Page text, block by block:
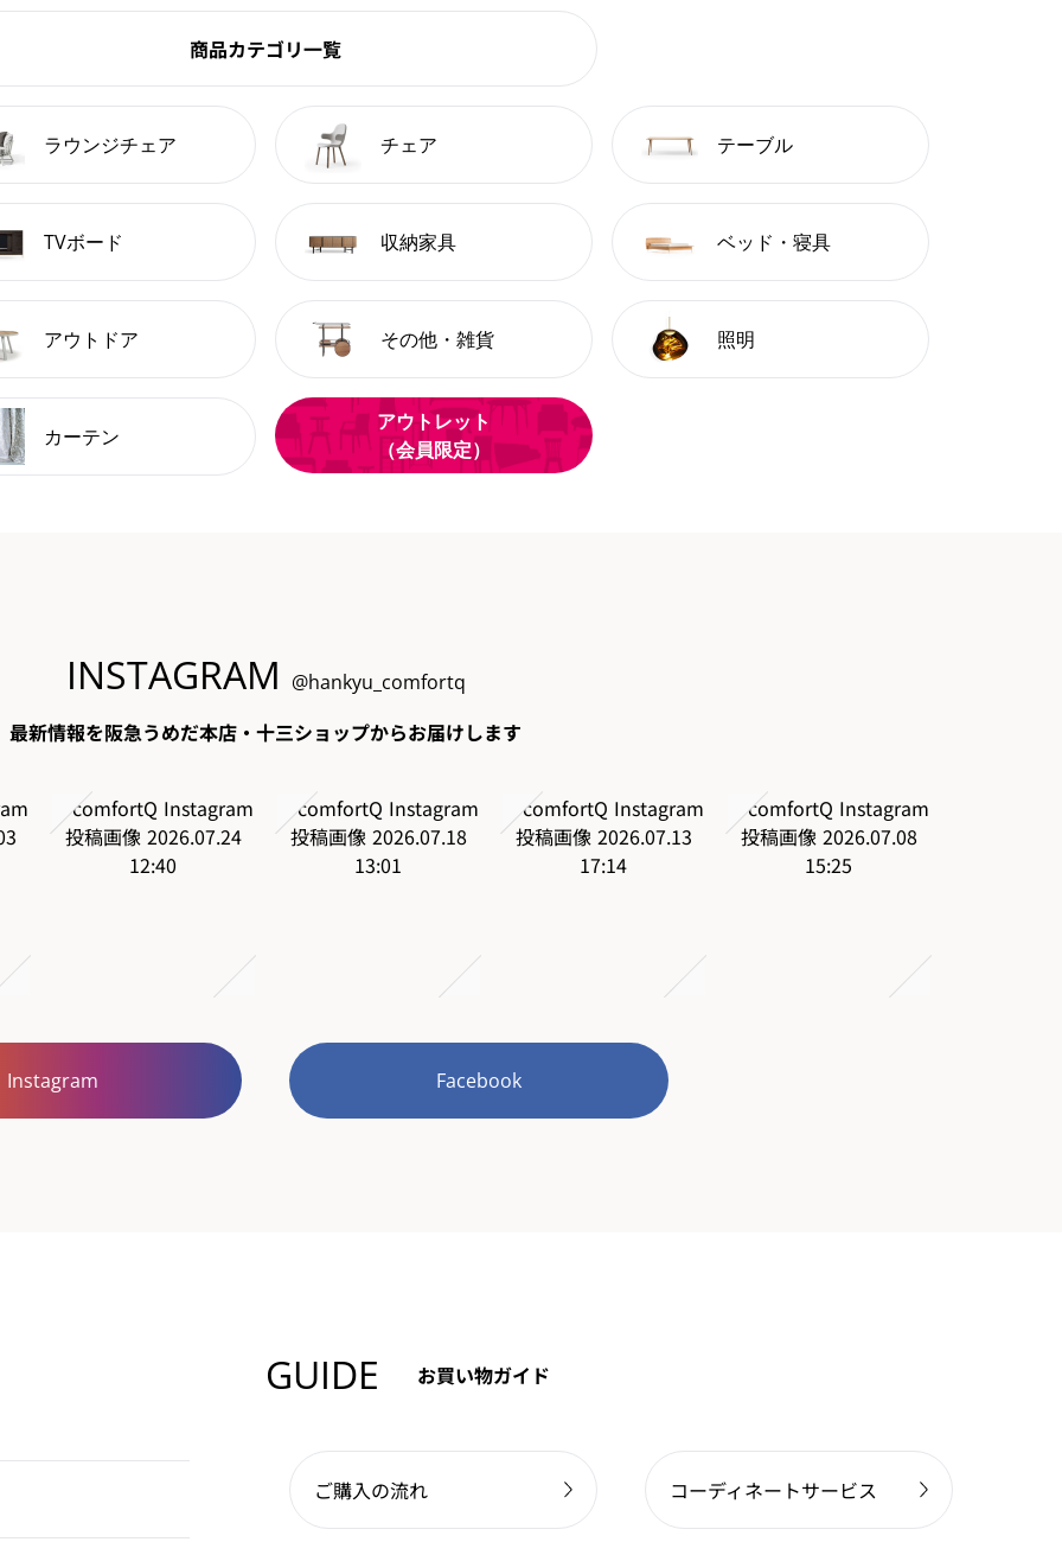
商品カテゴリ一覧
ラウンジチェア チェア テーブル
TVボード 収納家具 ベッド・寝具
アウトドア その他・雑貨 照明
カーテン
アウトレット
（会員限定）
INSTAGRAM @hankyu_comfortq
最新情報を阪急うめだ本店・十三ショップからお届けします
Instagram Facebook
GUIDE お買い物ガイド
ご購入の流れ コーディネートサービス